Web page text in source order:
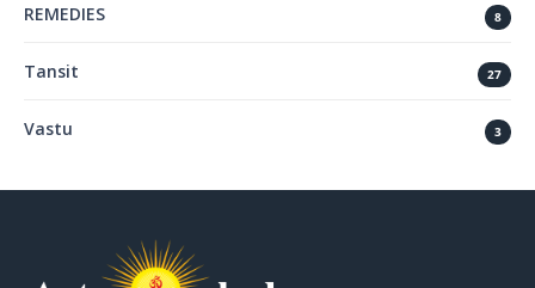
REMEDIES 8
Tansit 27
Vastu 3